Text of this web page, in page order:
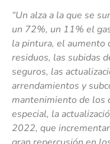
“Un alza a la que se
un 72%, un 11% el
la pintura, el aumento
residuos, las subidas
seguros, las
arrendamientos y
mantenimiento de los
especial, la
2022, que